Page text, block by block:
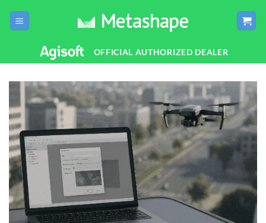
OFFICIAL AUTHORIZED DEALER